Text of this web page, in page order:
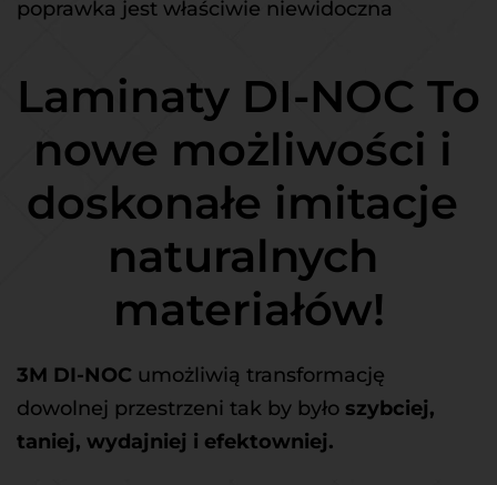
poprawka jest właściwie niewidoczna
Laminaty DI-NOC To
nowe możliwości i
doskonałe imitacje
naturalnych
materiałów!
3M DI-NOC umożliwią transformację
dowolnej przestrzeni tak by było szybciej,
taniej, wydajniej i efektowniej.